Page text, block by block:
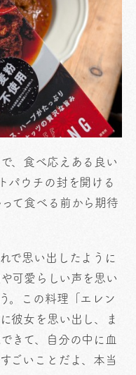
、食べ応えある良い
パウチの封を開ける
て食べる前から期待
で思い出したように
可愛らしい声を思い
。この料理「エレン
彼女を思い出し、ま
きて、自分の中に血
ごいことだよ、本当